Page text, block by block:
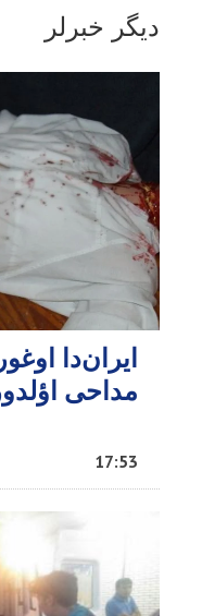
دیگر خبرلر
ایران‌دا
مداحی
17:53